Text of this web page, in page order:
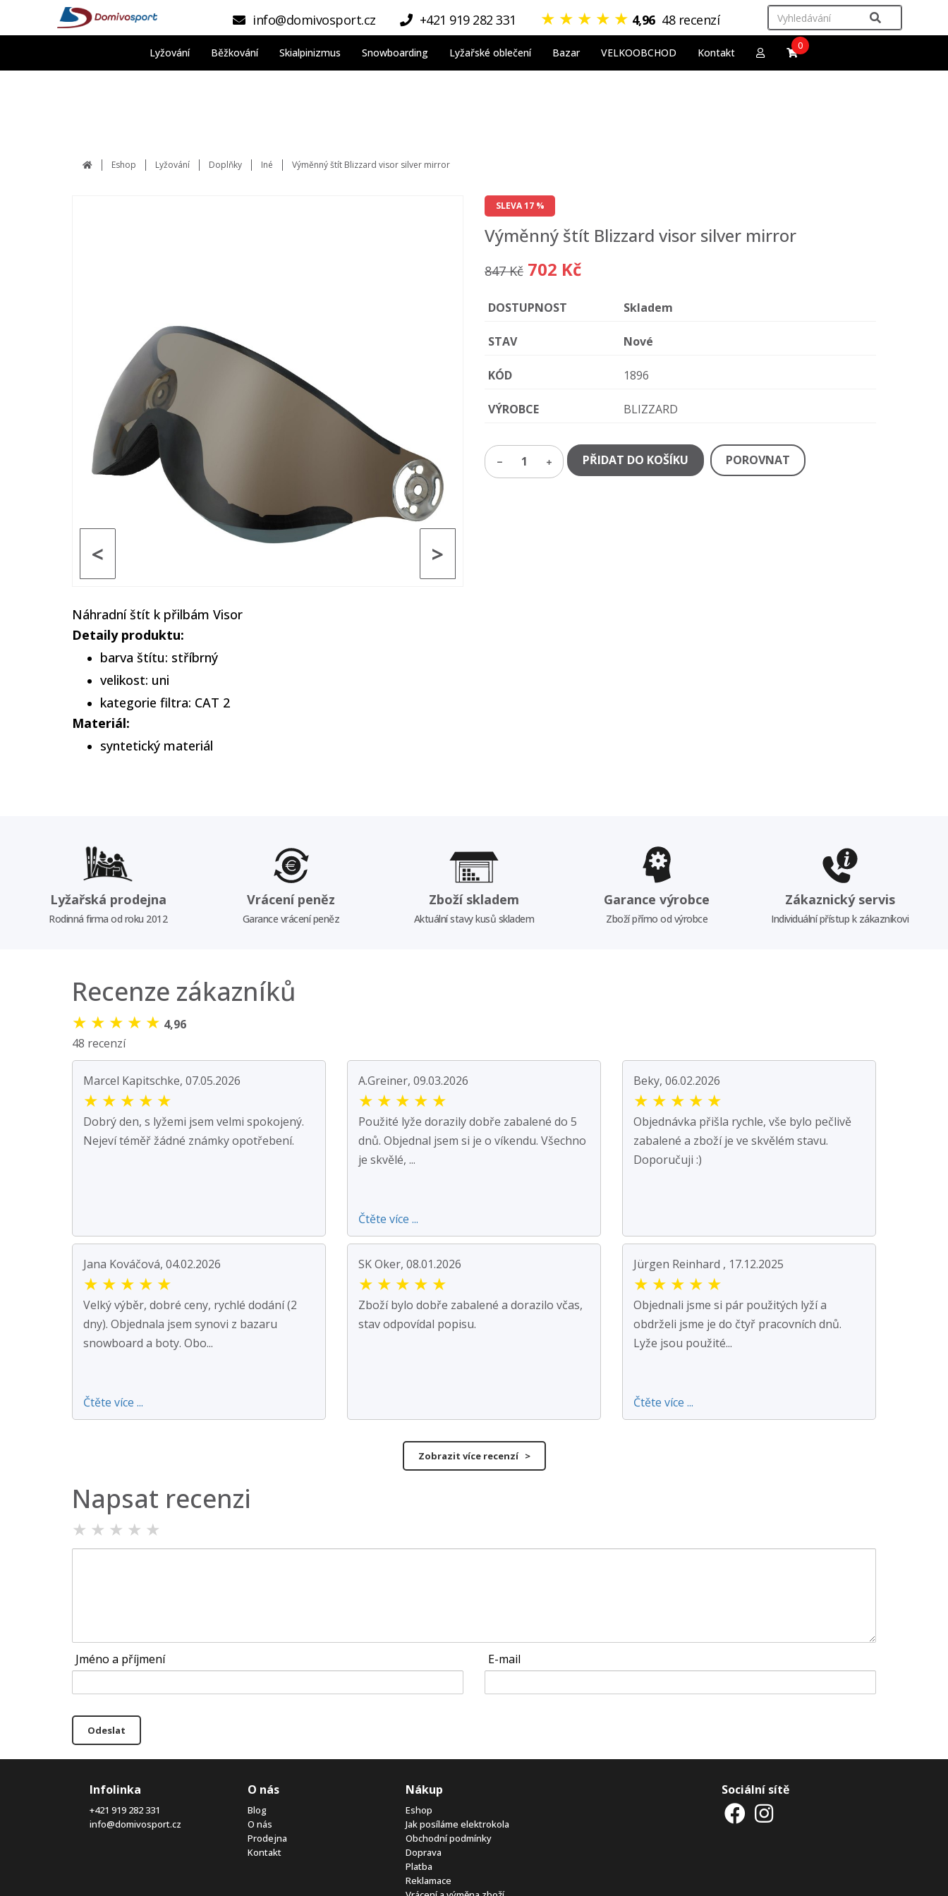
info@domivosport.cz +421 919 282 331 ★ ★ ★ ★ ★ 4,96 48 recenzí
Lyžování Běžkování Skialpinizmus Snowboarding Lyžařské oblečení Bazar VELKOOBCHOD Kontakt
0
Eshop Lyžování Doplňky Iné Výměnný štít Blizzard visor silver mirror
>
<
SLEVA 17 %
Výměnný štít Blizzard visor silver mirror
847 Kč 702 Kč
DOSTUPNOST Skladem
STAV Nové
KÓD 1896
VÝROBCE BLIZZARD
1 PŘIDAT DO KOŠÍKU POROVNAT
Náhradní štít k přilbám Visor
Detaily produktu:
barva štítu: stříbrný
velikost: uni
kategorie filtra: CAT 2
Materiál:
syntetický materiál
Lyžařská prodejna
Rodinná firma od roku 2012
Vrácení peněz
Garance vrácení peněz
Zboží skladem
Aktuální stavy kusů skladem
Garance výrobce
Zboží přímo od výrobce
Zákaznický servis
Individuální přístup k zákazníkovi
Recenze zákazníků
★ ★ ★ ★ ★ 4,96
48 recenzí
Marcel Kapitschke, 07.05.2026
★ ★ ★ ★ ★
Dobrý den, s lyžemi jsem velmi spokojený.
Nejeví téměř žádné známky opotřebení.
A.Greiner, 09.03.2026
★ ★ ★ ★ ★
Použité lyže dorazily dobře zabalené do 5
dnů. Objednal jsem si je o víkendu. Všechno
je skvělé, ...
Čtěte více ...
Beky, 06.02.2026
★ ★ ★ ★ ★
Objednávka přišla rychle, vše bylo pečlivě
zabalené a zboží je ve skvělém stavu.
Doporučuji :)
Jana Kováčová, 04.02.2026
★ ★ ★ ★ ★
Velký výběr, dobré ceny, rychlé dodání (2
dny). Objednala jsem synovi z bazaru
snowboard a boty. Obo...
Čtěte více ...
SK Oker, 08.01.2026
★ ★ ★ ★ ★
Zboží bylo dobře zabalené a dorazilo včas,
stav odpovídal popisu.
Jürgen Reinhard , 17.12.2025
★ ★ ★ ★ ★
Objednali jsme si pár použitých lyží a
obdrželi jsme je do čtyř pracovních dnů.
Lyže jsou použité...
Čtěte více ...
Zobrazit více recenzí >
Napsat recenzi
★ ★ ★ ★ ★
Jméno a příjmení E-mail
Odeslat
Infolinka
+421 919 282 331
info@domivosport.cz
O nás
Blog
O nás
Prodejna
Kontakt
Nákup
Eshop
Jak posíláme elektrokola
Obchodní podmínky
Doprava
Platba
Reklamace
Sociální sítě